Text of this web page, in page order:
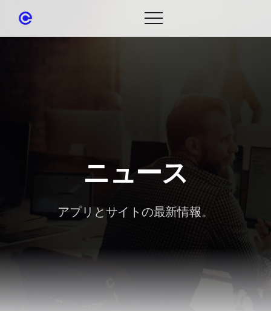
ニュース
アプリとサイトの最新情報。